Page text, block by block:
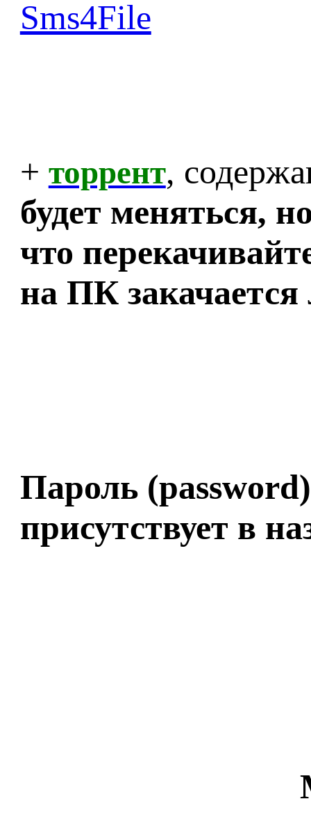
Sms4File
+ торрент,
будет меняться,
что
на ПК
Пароль (password)
присутствует в